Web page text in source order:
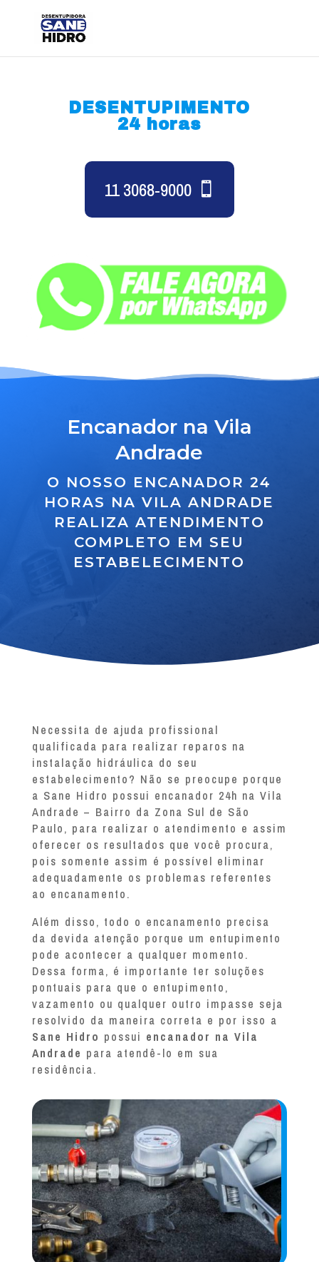
DESENTUPIMENTO
24 horas
11 3068-9000
Encanador na Vila
Andrade
O NOSSO ENCANADOR 24
HORAS NA VILA ANDRADE
REALIZA ATENDIMENTO
COMPLETO EM SEU
ESTABELECIMENTO
Necessita de ajuda profissional
qualificada para realizar reparos na
instalação hidráulica do seu
estabelecimento? Não se preocupe porque
a Sane Hidro possui encanador 24h na Vila
Andrade – Bairro da Zona Sul de São
Paulo, para realizar o atendimento e assim
oferecer os resultados que você procura,
pois somente assim é possível eliminar
adequadamente os problemas referentes
ao encanamento.
Além disso, todo o encanamento precisa
da devida atenção porque um entupimento
pode acontecer a qualquer momento.
Dessa forma, é importante ter soluções
pontuais para que o entupimento,
vazamento ou qualquer outro impasse seja
resolvido da maneira correta e por isso a
Sane Hidro possui encanador na Vila
Andrade para atendê-lo em sua
residência.